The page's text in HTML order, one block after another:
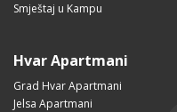
Smještaj u Kampu
Hvar Apartmani
Grad Hvar Apartmani
Jelsa Apartmani